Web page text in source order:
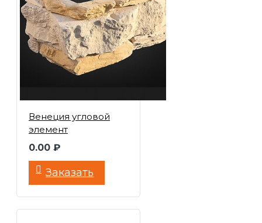
Венеция угловой
элемент
0.00 ₽
Заказать